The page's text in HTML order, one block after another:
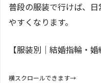
普段の服装で行けば、
やすくなります。
【服装別｜結婚指輪・
横スクロールできます→